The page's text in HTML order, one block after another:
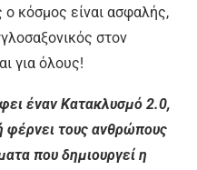
κόσμος είναι ασφαλής,
στον
για όλους!
έναν Κατακλυσμό 2.0,
φέρνει τους ανθρώπους
που δημιουργεί η